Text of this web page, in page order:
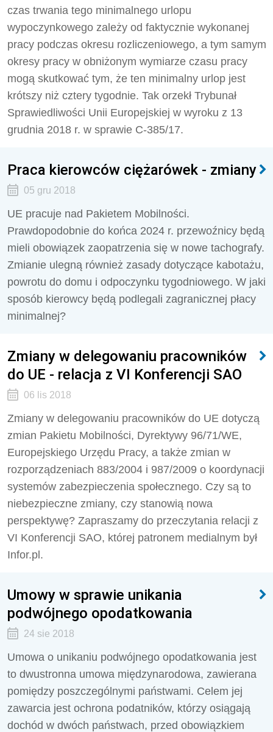
czas trwania tego minimalnego urlopu
wypoczynkowego zależy od faktycznie wykonanej
pracy podczas okresu rozliczeniowego, a tym samym
okresy pracy w obniżonym wymiarze czasu pracy
mogą skutkować tym, że ten minimalny urlop jest
krótszy niż cztery tygodnie. Tak orzekł Trybunał
Sprawiedliwości Unii Europejskiej w wyroku z 13
grudnia 2018 r. w sprawie C-385/17.
Praca kierowców ciężarówek - zmiany
05 gru 2018
UE pracuje nad Pakietem Mobilności.
Prawdopodobnie do końca 2024 r. przewoźnicy będą
mieli obowiązek zaopatrzenia się w nowe tachografy.
Zmianie ulegną również zasady dotyczące kabotażu,
powrotu do domu i odpoczynku tygodniowego. W jaki
sposób kierowcy będą podlegali zagranicznej płacy
minimalnej?
Zmiany w delegowaniu pracowników
do UE - relacja z VI Konferencji SAO
06 lis 2018
Zmiany w delegowaniu pracowników do UE dotyczą
zmian Pakietu Mobilności, Dyrektywy 96/71/WE,
Europejskiego Urzędu Pracy, a także zmian w
rozporządzeniach 883/2004 i 987/2009 o koordynacji
systemów zabezpieczenia społecznego. Czy są to
niebezpieczne zmiany, czy stanowią nowa
perspektywę? Zapraszamy do przeczytania relacji z
VI Konferencji SAO, której patronem medialnym był
Infor.pl.
Umowy w sprawie unikania
podwójnego opodatkowania
24 sie 2018
Umowa o unikaniu podwójnego opodatkowania jest
to dwustronna umowa międzynarodowa, zawierana
pomiędzy poszczególnymi państwami. Celem jej
zawarcia jest ochrona podatników, którzy osiągają
dochód w dwóch państwach, przed obowiązkiem